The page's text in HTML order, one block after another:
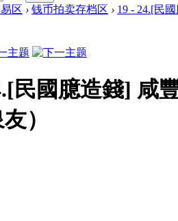
区 › 钱币拍卖存档区 › 19 - 24.[民
民國臆造錢] 咸
）